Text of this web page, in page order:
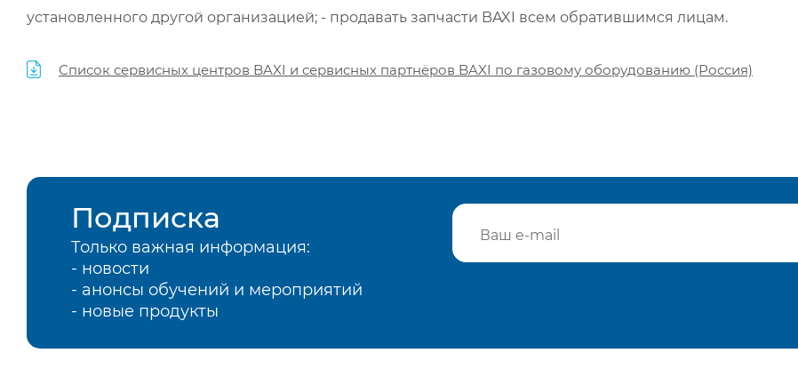
установленного другой организацией; - продавать запчасти BAXI всем обратившимся лицам.
Список сервисных центров BAXI и сервисных партнёров BAXI по газовому оборудованию (Россия)
Подписка
Только важная информация:
- новости
- анонсы обучений и мероприятий
- новые продукты